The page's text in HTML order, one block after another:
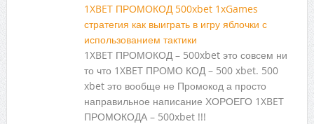
1XBET ПРОМОКОД 500xbet 1xGames
стратегия как выиграть в игру яблочки с
использованием тактики
1XBET ПРОМОКОД – 500xbet это совсем ни
то что 1XBET ПРОМО КОД – 500 xbet. 500
xbet это вообще не Промокод а просто
направильное написание ХОРОЕГО 1XBET
ПРОМОКОДА – 500xbet !!!